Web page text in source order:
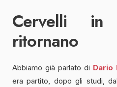
Cervelli
ritornano
Abbiamo già parlato di Dario
era partito, dopo gli studi,